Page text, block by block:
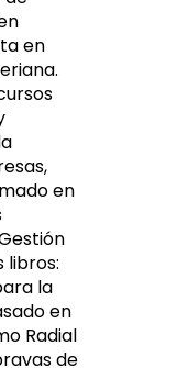
en
en
libros:
la
en
Radial
de